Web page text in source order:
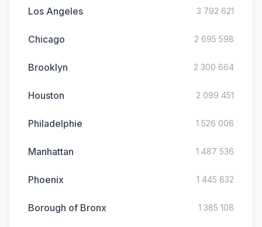
Los Angeles 3 792 621
Chicago 2 695 598
Brooklyn 2 300 664
Houston 2 099 451
Philadelphie 1 526 006
Manhattan 1 487 536
Phoenix 1 445 632
Borough of Bronx 1 385 108